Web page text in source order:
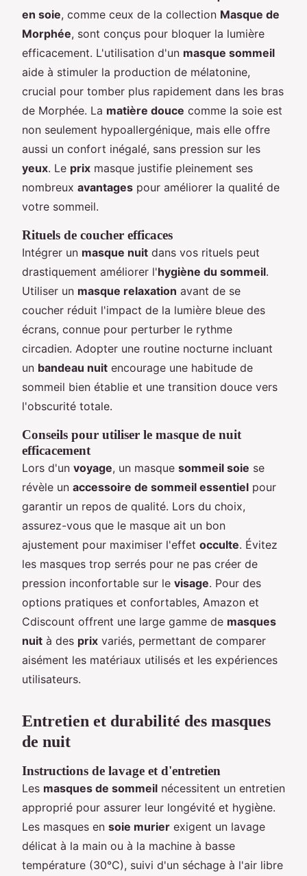
en soie, comme ceux de la collection Masque de
Morphée, sont conçus pour bloquer la lumière
efficacement. L'utilisation d'un masque sommeil
aide à stimuler la production de mélatonine,
crucial pour tomber plus rapidement dans les bras
de Morphée. La matière douce comme la soie est
non seulement hypoallergénique, mais elle offre
aussi un confort inégalé, sans pression sur les
yeux. Le prix masque justifie pleinement ses
nombreux avantages pour améliorer la qualité de
votre sommeil.
Rituels de coucher efficaces
Intégrer un masque nuit dans vos rituels peut
drastiquement améliorer l'hygiène du sommeil.
Utiliser un masque relaxation avant de se
coucher réduit l'impact de la lumière bleue des
écrans, connue pour perturber le rythme
circadien. Adopter une routine nocturne incluant
un bandeau nuit encourage une habitude de
sommeil bien établie et une transition douce vers
l'obscurité totale.
Conseils pour utiliser le masque de nuit
efficacement
Lors d'un voyage, un masque sommeil soie se
révèle un accessoire de sommeil essentiel pour
garantir un repos de qualité. Lors du choix,
assurez-vous que le masque ait un bon
ajustement pour maximiser l'effet occulte. Évitez
les masques trop serrés pour ne pas créer de
pression inconfortable sur le visage. Pour des
options pratiques et confortables, Amazon et
Cdiscount offrent une large gamme de masques
nuit à des prix variés, permettant de comparer
aisément les matériaux utilisés et les expériences
utilisateurs.
Entretien et durabilité des masques
de nuit
Instructions de lavage et d'entretien
Les masques de sommeil nécessitent un entretien
approprié pour assurer leur longévité et hygiène.
Les masques en soie murier exigent un lavage
délicat à la main ou à la machine à basse
température (30°C), suivi d'un séchage à l'air libre